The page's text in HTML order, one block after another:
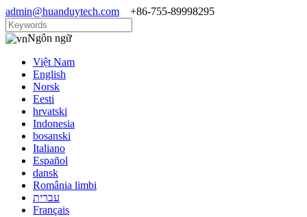
admin@huanduytech.com +86-755-89998295
Ngôn ngữ
Việt Nam
English
Norsk
Eesti
hrvatski
Indonesia
bosanski
Italiano
Español
dansk
România limbi
עברית
Français